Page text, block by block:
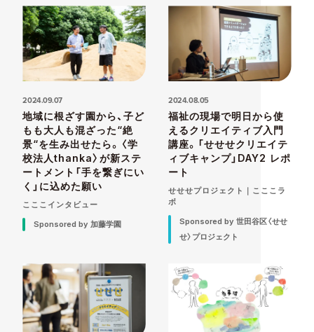
2024.09.07
地域に根ざす園から、子ど
もも大人も混ざった“絶
景“を生み出せたら。〈学
校法人thanka〉が新ステ
ートメント「手を繋ぎにい
く」に込めた願い
こここインタビュー
Sponsored by 加藤学園
2024.08.05
福祉の現場で明日から使
えるクリエイティブ入門
講座。「せせせクリエイテ
ィブキャンプ」DAY2 レポ
ート
せせせプロジェクト｜こここラ
ボ
Sponsored by 世田谷区〈せせ
せ〉プロジェクト